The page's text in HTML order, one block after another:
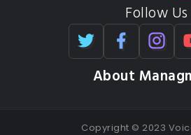
Follow Us
About
Copyright © 2023